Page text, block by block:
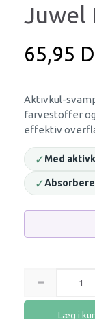
Juwel
65,95
Aktivkul-
farvestoffer
effektiv
✓Med
✓
Læg i